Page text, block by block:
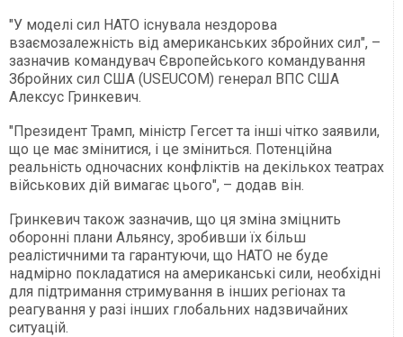
"У моделі сил НАТО існувала нездорова
взаємозалежність від американських збройних сил", –
зазначив командувач Європейського командування
Збройних сил США (USEUCOM) генерал ВПС США
Алексус Гринкевич.
"Президент Трамп, міністр Гегсет та інші чітко заявили,
що це має змінитися, і це зміниться. Потенційна
реальність одночасних конфліктів на декількох театрах
військових дій вимагає цього", – додав він.
Гринкевич також зазначив, що ця зміна зміцнить
оборонні плани Альянсу, зробивши їх більш
реалістичними та гарантуючи, що НАТО не буде
надмірно покладатися на американські сили, необхідні
для підтримання стримування в інших регіонах та
реагування у разі інших глобальних надзвичайних
ситуацій.